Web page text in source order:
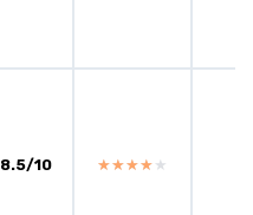
8.5/10 ★★★★★
★★★★★